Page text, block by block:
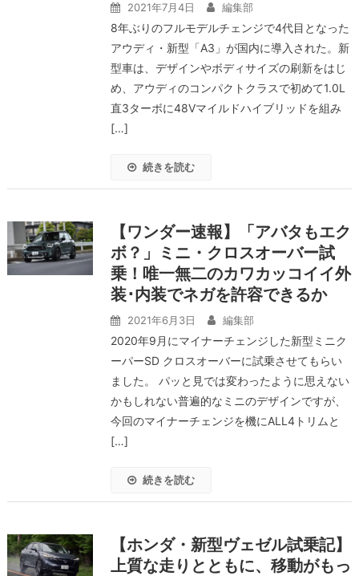
2021年7月4日 編集部
8年ぶりのフルモデルチェンジで4代目となった
アウディ・新型「A3」が国内に導入された。新
型車は、デザインやボディサイズの刷新をはじ
め、アウディのコンパクトクラスで初めて1.0L
直3ターボに48Vマイルドハイブリッドを組み
[…]
続きを読む
【ワンダー速報】「アバタもエク
ボ？」ミニ・クロスオーバー試
乗！唯一無二のカワカッコイイ外
装･内装でネガを許容できるか
2021年6月3日 編集部
2020年9月にマイナーチェンジした新型ミニク
ーパーSD クロスオーバーに試乗させてもらい
ました。 パッと見では変わったように思えない
かもしれない普遍的なミニのデザインですが、
今回のマイナーチェンジを機にALL4トリムと
[…]
続きを読む
【ホンダ・新型ヴェゼル試乗記】
上質な走りとともに、移動がもっ